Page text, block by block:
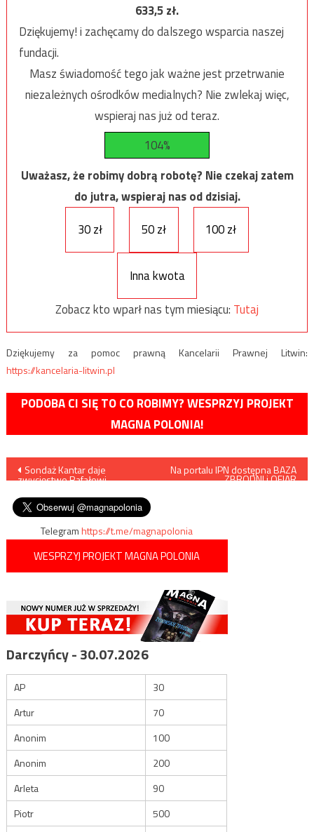
633,5zł.
Dziękujemy! i zachęcamy do dalszego wsparcia naszej
fundacji.
Masz świadomość tego jak ważne jest przetrwanie
niezależnych ośrodków medialnych? Nie zwlekaj więc,
wspieraj nas już od teraz.
104%
Uważasz, że robimy dobrą robotę? Nie czekaj zatem
do jutra, wspieraj nas od dzisiaj.
30 zł
50 zł 100 zł
Inna kwota
Zobacz kto wparł nas tym miesiącu: Tutaj
Dziękujemy za pomoc prawną Kancelarii Prawnej Litwin:
https://kancelaria-litwin.pl
PODOBA CI SIĘ TO CO ROBIMY? WESPRZYJ PROJEKT
MAGNA POLONIA!
Nawigacja
wpisu
Sondaż Kantar daje
zwycięstwo Rafałowi
Na portalu IPN dostępna BAZA
ZBRODNI i OFIAR
Telegramhttps://t.me/magnapolonia
WESPRZYJ PROJEKT MAGNA POLONIA
Darczyńcy - 30.07.2026
AP
30
Artur
70
Anonim
100
Anonim
200
Arleta
90
Piotr
500